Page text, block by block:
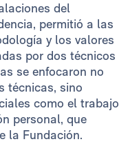
del
permitió a las
y los valores
por dos técnicos
se enfocaron no
técnicas, sino
como el trabajo
personal, que
la Fundación.